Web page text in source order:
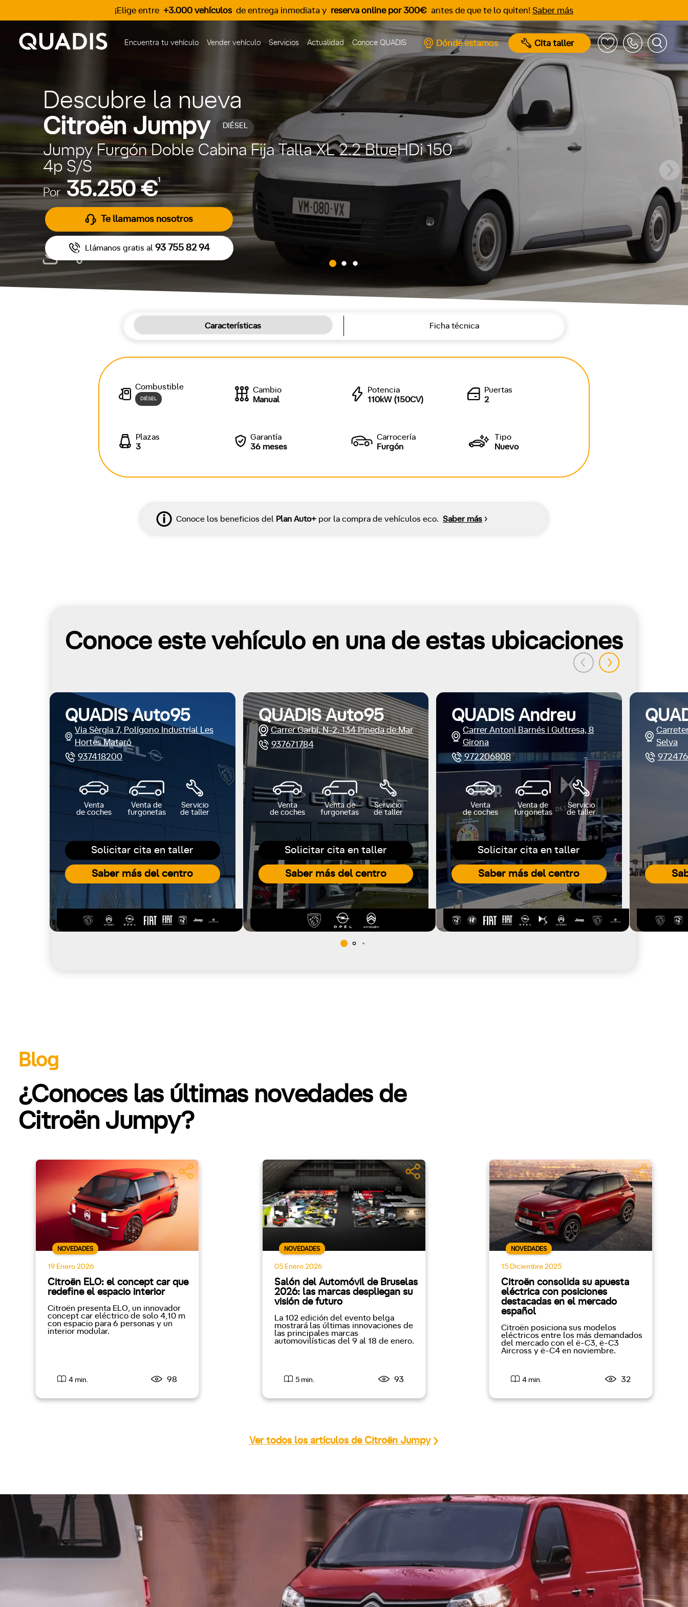
¡Elige entre +3.000 vehículos de entrega inmediata y reserva online por 300€ antes de que te lo quiten! Saber más
Encuentra tu vehículo Vender vehículo Servicios Actualidad Conoce QUADIS Dónde estamos Cita taller
Descubre la nueva
Citroën Jumpy
DIÉSEL
Jumpy Furgón Doble Cabina Fija Talla XL 2.2 BlueHDi 150
4p S/S
Por 35.250 €1
Te llamamos nosotros
Llámanos gratis al 93 755 82 94
Características Ficha técnica
Combustible
DIÉSEL
Cambio
Manual
Potencia
110kW (150CV)
Puertas
2
Plazas
3
Garantía
36 meses
Carrocería
Furgón
Tipo
Nuevo
Conoce los beneficios del Plan Auto+ por la compra de vehículos eco. Saber más
Conoce este vehículo en una de estas ubicaciones
Solicitar cita en taller
Saber más del centro
QUADIS Auto95
Via Sèrgia 7, Polígono Industrial Les
Hortes Mataró
937418200
Venta
de coches
Venta de
furgonetas
Servicio
de taller
Solicitar cita en taller
Saber más del centro
QUADIS Auto95
Carrer Garbí, N-2, 134 Pineda de Mar
937671784
Venta
de coches
Venta de
furgonetas
Servicio
de taller
Solicitar cita en taller
Saber más del centro
QUADIS Andreu
Carrer Antoni Barnés i Gultresa, 8
Girona
972206808
Venta
de coches
Venta de
furgonetas
Servicio
de taller
Selva
Blog
¿Conoces las últimas novedades de
Citroën Jumpy?
NOVEDADES
19 Enero 2026
Citroën ELO: el concept car que
redefine el espacio interior
Citroën presenta ELO, un innovador
concept car eléctrico de solo 4,10 m
con espacio para 6 personas y un
interior modular.
4 min. 98
NOVEDADES
05 Enero 2026
Salón del Automóvil de Bruselas
2026: las marcas despliegan su
visión de futuro
La 102 edición del evento belga
mostrará las últimas innovaciones de
las principales marcas
automovilísticas del 9 al 18 de enero.
5 min. 93
NOVEDADES
15 Diciembre 2025
Citroën consolida su apuesta
eléctrica con posiciones
destacadas en el mercado
español
Citroën posiciona sus modelos
eléctricos entre los más demandados
del mercado con el ë-C3, ë-C3
Aircross y ë-C4 en noviembre.
4 min. 32
Ver todos los artículos de Citroën Jumpy